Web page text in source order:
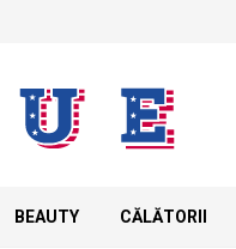
BEAUTY CĂLĂTORII